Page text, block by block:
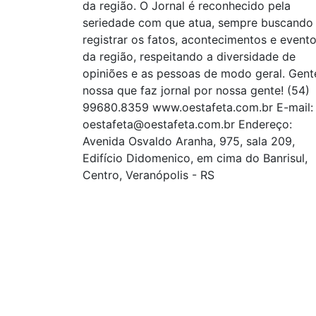
da região. O Jornal é reconhecido pela
seriedade com que atua, sempre buscando
registrar os fatos, acontecimentos e
da região, respeitando a diversidade de
opiniões e as pessoas de modo geral.
nossa que faz jornal por nossa gente! (54)
99680.8359 www.oestafeta.com.br E-mail:
oestafeta@oestafeta.com.br Endereço:
Avenida Osvaldo Aranha, 975, sala 209,
Edifício Didomenico, em cima do Banrisul,
Centro, Veranópolis - RS